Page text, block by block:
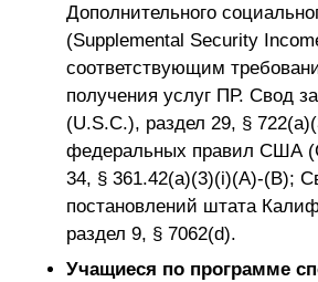
Дополнительного
(Supplemental Security
соответствующим
получения услуг ПР. Свод
(U.S.C.), раздел 29, §
федеральных правил США
34, § 361.42(a)(3)(i)(A)-(B);
постановлений штата
раздел 9, § 7062(d).
Учащиеся по программе